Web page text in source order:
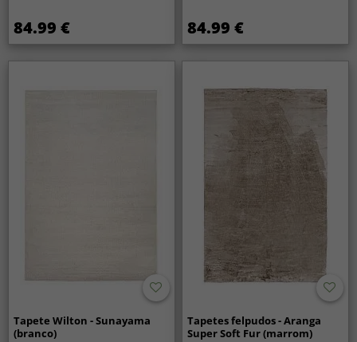
84.99 € 84.99 €
Tapete Wilton - Sunayama
(branco)
Tapetes felpudos - Aranga
Super Soft Fur (marrom)